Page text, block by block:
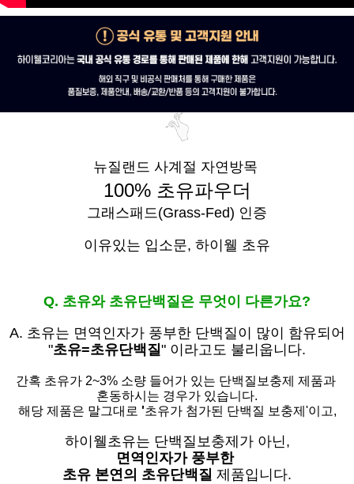
뉴질랜드 사계절 자연방목
100% 초유파우더
그래스패드(Grass-Fed) 인증
이유있는 입소문, 하이웰 초유
Q. 초유와 초유단백질은 무엇이 다른가요?
A. 초유는 면역인자가 풍부한 단백질이 많이 함유되어
"초유=초유단백질" 이라고도 불리웁니다.
간혹 초유가 2~3% 소량 들어가 있는 단백질보충제 제품과
혼동하시는 경우가 있습니다.
해당 제품은 말그대로 '초유가 첨가된 단백질 보충제'이고,
하이웰초유는 단백질보충제가 아닌,
면역인자가 풍부한
초유 본연의 초유단백질 제품입니다.